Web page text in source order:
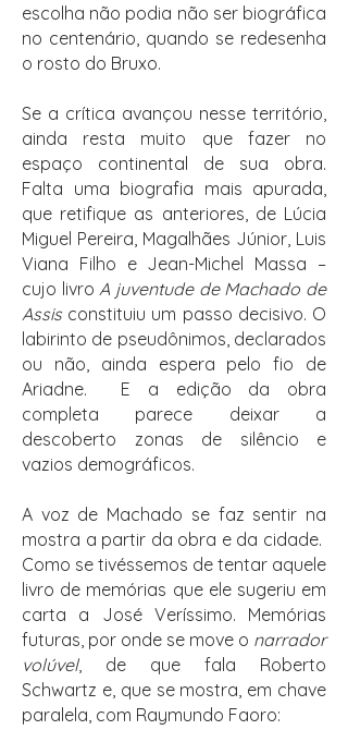
escolha não podia não ser biográfica
no centenário, quando se redesenha
o rosto do Bruxo.
Se a crítica avançou nesse território,
ainda resta muito que fazer no
espaço continental de sua obra.
Falta uma biografia mais apurada,
que retifique as anteriores, de Lúcia
Miguel Pereira, Magalhães Júnior, Luis
Viana Filho e Jean-Michel Massa –
cujo livroA juventude de Machado de
Assis constituiu um passo decisivo. O
labirinto de pseudônimos, declarados
ou não, ainda espera pelo fio de
Ariadne. E a edição da obra
completa parece deixar a
descoberto zonas de silêncio e
vazios demográficos.
A voz de Machado se faz sentir na
mostra a partir da obra e da cidade.
Como se tivéssemos de tentar aquele
livro de memórias que ele sugeriu em
carta a José Veríssimo. Memórias
futuras, por onde se move o narrador
volúvel, de que fala Roberto
Schwartz e, que se mostra, em chave
paralela, com Raymundo Faoro: